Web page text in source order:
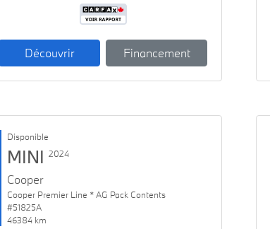
Découvrir Financement
Disponible
MINI 2024
Cooper
Cooper Premier Line * AG Pack Contents
#51825A
46384 km